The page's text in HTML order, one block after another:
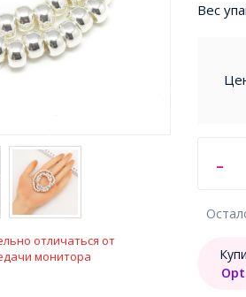
отличаться от
монитора
Вес